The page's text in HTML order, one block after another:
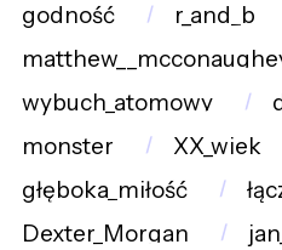
godność
r_and_b
wybuch_atomowy
monster
XX_wiek
głęboka_miłość
Dexter_Morgan